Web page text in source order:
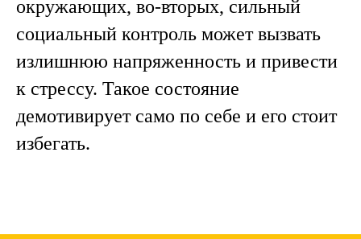
окружающих, во-вторых, сильный
социальный контроль может вызвать
излишнюю напряженность и привести
к стрессу. Такое состояние
демотивирует само по себе и его стоит
избегать.